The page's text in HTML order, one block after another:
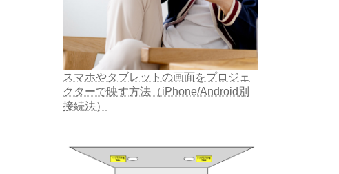
スマホやタブレットの画面をプロジェ
クターで映す方法（iPhone/Android別
接続法）